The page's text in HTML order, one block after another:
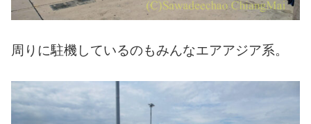
周りに駐機しているのもみんなエアアジア系。